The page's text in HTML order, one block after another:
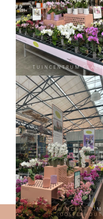
TUINCENTRUM CLAES
TUINCENTRUM
OOSTERHOUT